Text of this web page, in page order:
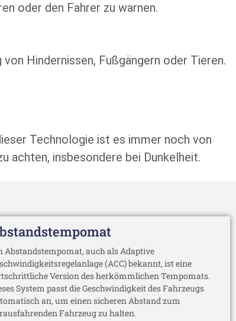
oder den Fahrer zu warnen.
Hindernissen, Fußgängern oder Tieren.
Technologie ist es immer noch von
achten, insbesondere bei Dunkelheit.
Abstandstempomat, auch als Adaptive
(ACC) bekannt, ist eine
Version des herkömmlichen Tempomats.
System passt die Geschwindigkeit des Fahrzeugs
an, um einen sicheren Abstand zum
Fahrzeug zu halten.